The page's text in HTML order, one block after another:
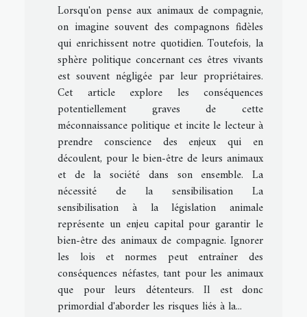
Lorsqu'on pense aux animaux de compagnie,
on imagine souvent des compagnons fidèles
qui enrichissent notre quotidien. Toutefois, la
sphère politique concernant ces êtres vivants
est souvent négligée par leur propriétaires.
Cet article explore les conséquences
potentiellement graves de cette
méconnaissance politique et incite le lecteur à
prendre conscience des enjeux qui en
découlent, pour le bien-être de leurs animaux
et de la société dans son ensemble. La
nécessité de la sensibilisation La
sensibilisation à la législation animale
représente un enjeu capital pour garantir le
bien-être des animaux de compagnie. Ignorer
les lois et normes peut entraîner des
conséquences néfastes, tant pour les animaux
que pour leurs détenteurs. Il est donc
primordial d'aborder les risques liés à la...